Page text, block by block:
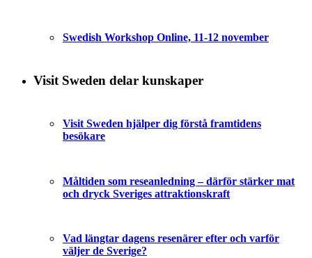
Swedish Workshop Online, 11-12 november
Visit Sweden delar kunskaper
Visit Sweden hjälper dig förstå framtidens
besökare
Måltiden som reseanledning – därför stärker mat
och dryck Sveriges attraktionskraft
Vad längtar dagens resenärer efter och varför
väljer de Sverige?